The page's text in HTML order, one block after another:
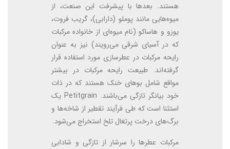
هستند. بعدها با پیشرفت این صنعت، از
میوه‌هایی مانند پوملو (دارابی)، گریب فروت،
یوزو و هاساکو (نام میوه‌ای از خانواده مرکبات
که در آسیای شرقی می‌رویند) نیز به عنوان
رایحه مرکبات در عطرسازی مورد استفاده قرار
گرفته‌اند. طبیعت رایحه مرکبات در بیشتر
مواقع شامل بوهای خنک هستند که در ذات
خود بیانگر تازگی می‌باشند. Petitgrain یک
استثنا است که طی فرآیند تقطیر از شاخه‌ها و
برگ‌های درخت پرتغال تلخ استخراج می‌شود.
مرکبات عطرها را سرشار از تازگی و شادابی